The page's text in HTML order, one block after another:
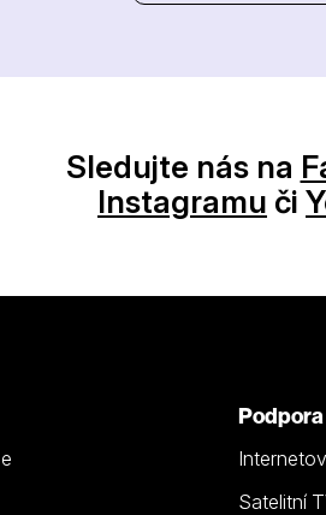
Sledujte nás na
Instagramu či
Podpora
Satelitní